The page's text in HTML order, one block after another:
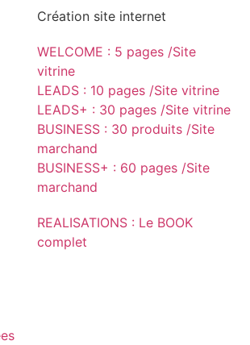
Création site internet
WELCOME : 5 pages /Site
vitrine
LEADS : 10 pages /Site vitrine
LEADS+ : 30 pages /Site vitrine
BUSINESS : 30 produits /Site
marchand
BUSINESS+ : 60 pages /Site
marchand
REALISATIONS : Le BOOK
complet